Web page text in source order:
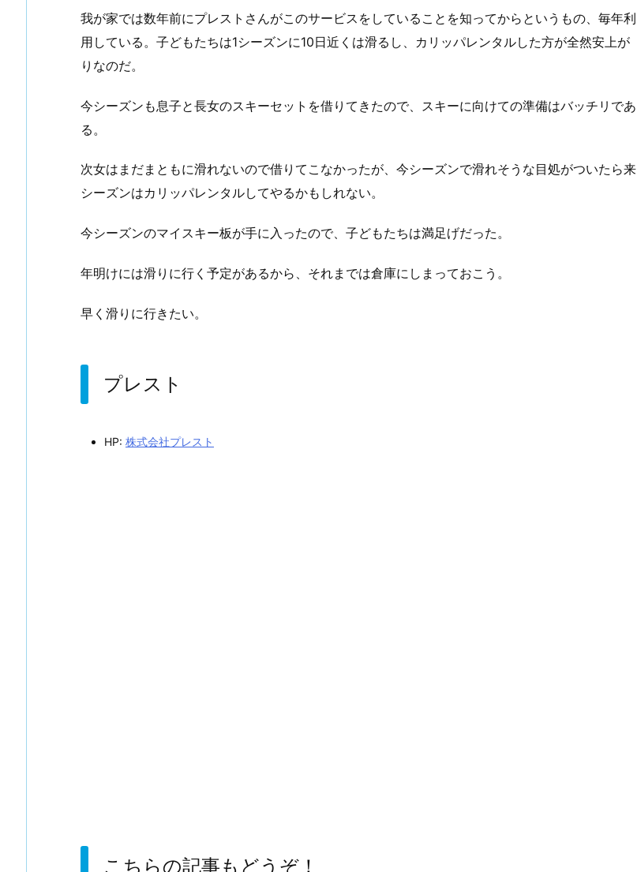
我が家では数年前にプレストさんがこのサービスをしていることを知ってからというもの、毎年利
用している。子どもたちは1シーズンに10日近くは滑るし、カリッパレンタルした方が全然安上が
りなのだ。
今シーズンも息子と長女のスキーセットを借りてきたので、スキーに向けての準備はバッチリであ
る。
次女はまだまともに滑れないので借りてこなかったが、今シーズンで滑れそうな目処がついたら来
シーズンはカリッパレンタルしてやるかもしれない。
今シーズンのマイスキー板が手に入ったので、子どもたちは満足げだった。
年明けには滑りに行く予定があるから、それまでは倉庫にしまっておこう。
早く滑りに行きたい。
プレスト
HP: 株式会社プレスト
こちらの記事もどうぞ！